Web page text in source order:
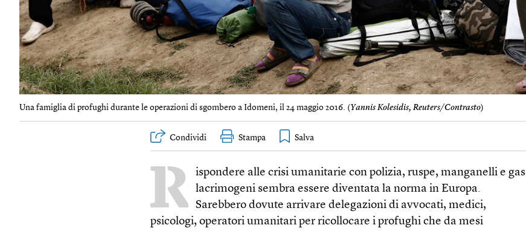
Una famiglia di profughi durante le operazioni di sgombero a Idomeni, il 24 maggio 2016. ( Yannis Kolesidis, Reuters/Contrasto)
Condividi Stampa
R
ispondere alle crisi umanitarie con polizia, ruspe, manganelli e gas
lacrimogeni sembra essere diventata la norma in Europa.
Sarebbero dovute arrivare delegazioni di avvocati, medici,
psicologi, operatori umanitari per ricollocare i profughi che da mesi